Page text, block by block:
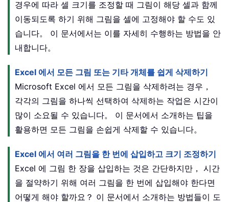
경우에 따라 셀 크기를 조정할 때 그림이 해당 셀과 함께
이동되도록 하기 위해 그림을 셀에 고정해야 할 수도 있
습니다。 이 문서에서는 이를 자세히 수행하는 방법을 안
내합니다。
Excel 에서 모든 그림 또는 기타 개체를 쉽게 삭제하기
Microsoft Excel 에서 모든 그림을 삭제하려는 경우，
각각의 그림을 하나씩 선택하여 삭제하는 작업은 시간이
많이 소요될 수 있습니다。 이 문서에서 소개하는 팁을
활용하면 모든 그림을 손쉽게 삭제할 수 있습니다。
Excel 에서 여러 그림을 한 번에 삽입하고 크기 조정하기
Excel 에 그림 한 장을 삽입하는 것은 간단하지만， 시간
을 절약하기 위해 여러 그림을 한 번에 삽입해야 한다면
어떻게 해야 할까요？ 이 문서에서 소개하는 방법들이 도